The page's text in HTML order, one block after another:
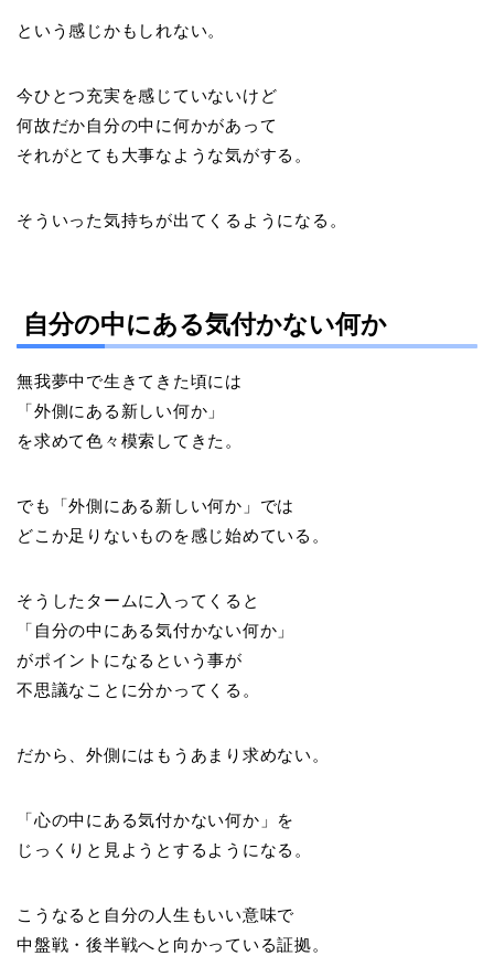
という感じかもしれない。
今ひとつ充実を感じていないけど
何故だか自分の中に何かがあって
それがとても大事なような気がする。
そういった気持ちが出てくるようになる。
自分の中にある気付かない何か
無我夢中で生きてきた頃には
「外側にある新しい何か」
を求めて色々模索してきた。
でも「外側にある新しい何か」では
どこか足りないものを感じ始めている。
そうしたタームに入ってくると
「自分の中にある気付かない何か」
がポイントになるという事が
不思議なことに分かってくる。
だから、外側にはもうあまり求めない。
「心の中にある気付かない何か」を
じっくりと見ようとするようになる。
こうなると自分の人生もいい意味で
中盤戦・後半戦へと向かっている証拠。